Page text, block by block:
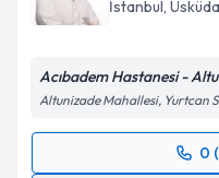
Kişisel
Metni'ni
kapsamda
İstanbul,
Acıbadem Hastanesi -
Altunizade Mahallesi, Yurtcan
0
Randevu